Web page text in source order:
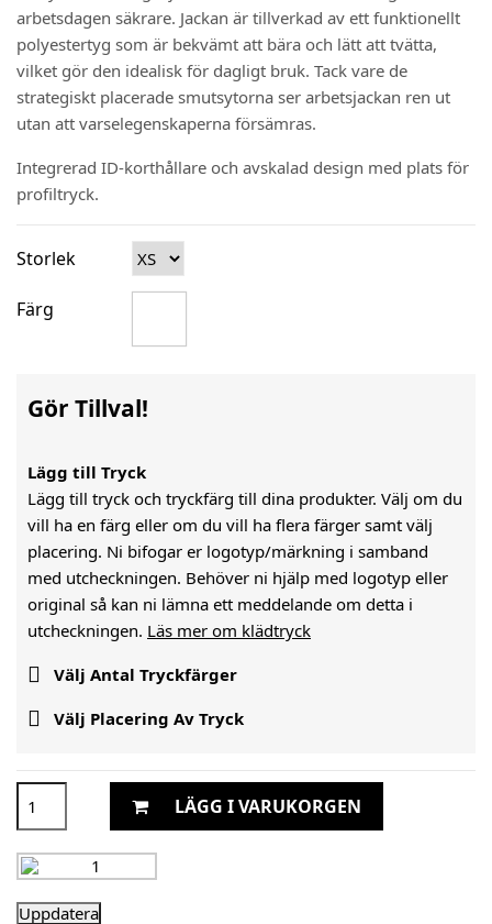
arbetsdagen säkrare. Jackan är tillverkad av ett funktionellt
polyestertyg som är bekvämt att bära och lätt att tvätta,
vilket gör den idealisk för dagligt bruk. Tack vare de
strategiskt placerade smutsytorna ser arbetsjackan ren ut
utan att varselegenskaperna försämras.
Integrerad ID-korthållare och avskalad design med plats för
profiltryck.
Storlek
Färg
Gör Tillval!
Lägg till Tryck
Lägg till tryck och tryckfärg till dina produkter. Välj om du
vill ha en färg eller om du vill ha flera färger samt välj
placering. Ni bifogar er logotyp/märkning i samband
med utcheckningen. Behöver ni hjälp med logotyp eller
original så kan ni lämna ett meddelande om detta i
utcheckningen. Läs mer om klädtryck
 Välj Antal Tryckfärger
 Välj Placering Av Tryck
LÄGG I VARUKORGEN